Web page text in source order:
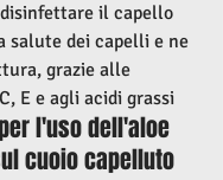
il capello
salute dei capelli e ne
grazie alle
E e agli acidi grassi
l'uso dell'aloe
cuoio capelluto